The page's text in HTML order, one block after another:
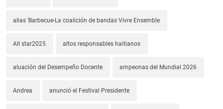
alias ‘Barbecue-La coalición de bandas Vivre Ensemble
All star2025 altos responsables haitianos
aluación del Desempeño Docente ampeonas del Mundial 2026
Andrea anunció el Festival Presidente